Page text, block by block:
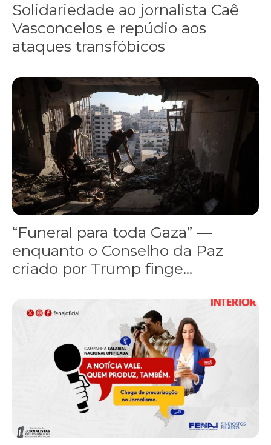
Solidariedade ao jornalista Caê
Vasconcelos e repúdio aos
ataques transfóbicos
“Funeral para toda Gaza” — enquanto o Conselho da Paz
“Funeral para toda Gaza” —
enquanto o Conselho da Paz
criado por Trump finge...
Assinada nova CCT de jornais e revistas do interior